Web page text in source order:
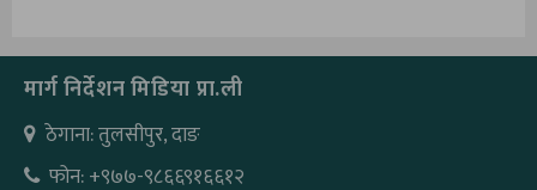
मार्ग निर्देशन मिडिया प्रा.ली
ठेगाना: तुलसीपुर, दाङ
फोन: +९७७-९८६६९१६६१२